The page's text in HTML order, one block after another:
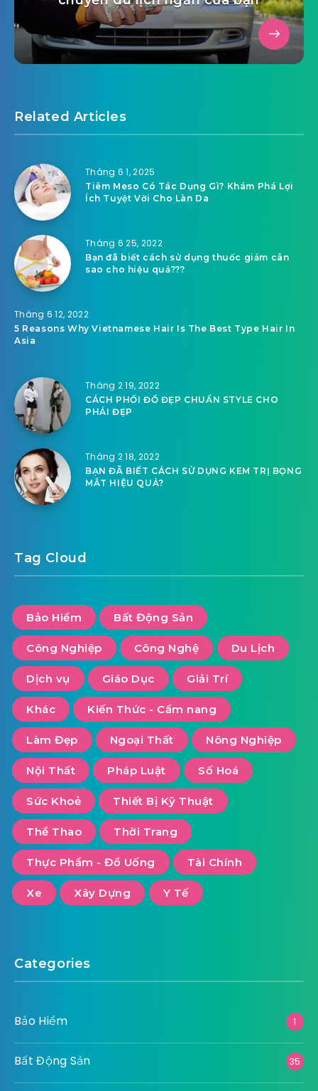
Related Articles
Tháng 6 1, 2025
Tiêm Meso Có Tác Dụng Gì? Khám Phá Lợi
Ích Tuyệt Vời Cho Làn Da
Tháng 6 25, 2022
Bạn đã biết cách sử dụng thuốc giảm cân
sao cho hiệu quả???
Tháng 6 12, 2022
5 Reasons Why Vietnamese Hair Is The Best Type Hair In
Asia
Tháng 2 19, 2022
CÁCH PHỐI ĐỒ ĐẸP CHUẨN STYLE CHO
PHÁI ĐẸP
Tháng 2 18, 2022
BẠN ĐÃ BIẾT CÁCH SỬ DỤNG KEM TRỊ BỌNG
MẮT HIỆU QUẢ?
Tag Cloud
Bảo Hiểm Bất Động Sản
Công Nghiệp Công Nghệ Du Lịch
Dịch vụ Giáo Dục Giải Trí
Khác Kiến Thức - Cẩm nang
Làm Đẹp Ngoại Thất Nông Nghiệp
Nội Thất Pháp Luật Số Hoá
Sức Khoẻ Thiết Bị Kỹ Thuật
Thể Thao Thời Trang
Thực Phẩm - Đồ Uống Tài Chính
Xe Xây Dựng Y Tế
Categories
Bảo Hiểm 1
Bất Động Sản 35